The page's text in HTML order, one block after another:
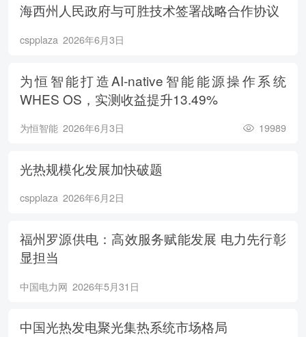
海西州人民政府与可胜技术签署战略合作协议
cspplaza 2026年6月3日
为恒智能打造AI-native智能能源操作系统
WHES OS，实测收益提升13.49%
为恒智能 2026年6月3日 19989
光热规模化发展加快破题
cspplaza 2026年6月2日
福州罗源供电：高效服务赋能发展 电力先行彰
显担当
中国电力网 2026年5月31日
中国光热发电聚光集热系统市场格局